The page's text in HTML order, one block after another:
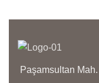
Paşamsultan